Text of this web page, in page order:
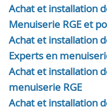
Achat et installation
Menuiserie RGE et
Achat et installation
Experts en
Achat et installation
menuiserie RGE
Achat et installation